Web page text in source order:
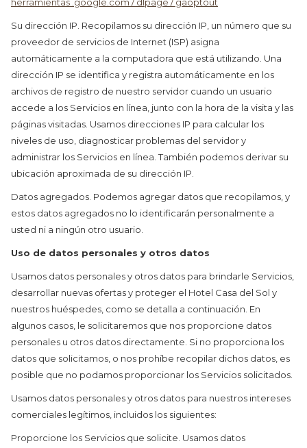
Su dirección IP. Recopilamos su dirección IP, un número que su
proveedor de servicios de Internet (ISP) asigna
automáticamente a la computadora que está utilizando. Una
dirección IP se identifica y registra automáticamente en los
archivos de registro de nuestro servidor cuando un usuario
accede a los Servicios en línea, junto con la hora de la visita y las
páginas visitadas. Usamos direcciones IP para calcular los
niveles de uso, diagnosticar problemas del servidor y
administrar los Servicios en línea. También podemos derivar su
ubicación aproximada de su dirección IP.
Datos agregados. Podemos agregar datos que recopilamos, y
estos datos agregados no lo identificarán personalmente a
usted ni a ningún otro usuario.
Uso de datos personales y otros datos
Usamos datos personales y otros datos para brindarle Servicios,
desarrollar nuevas ofertas y proteger el Hotel Casa del Sol y
nuestros huéspedes, como se detalla a continuación. En
algunos casos, le solicitaremos que nos proporcione datos
personales u otros datos directamente. Si no proporciona los
datos que solicitamos, o nos prohíbe recopilar dichos datos, es
posible que no podamos proporcionar los Servicios solicitados.
Usamos datos personales y otros datos para nuestros intereses
comerciales legítimos, incluidos los siguientes:
Proporcione los Servicios que solicite. Usamos datos